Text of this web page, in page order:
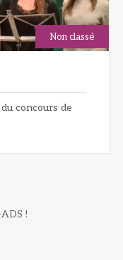
Non classé
concours de
!